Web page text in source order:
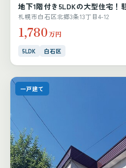
地下1階付き5LDKの大型住宅！
札幌市白石区北郷3条13丁目4-12
1,780万円
5LDK 白石区
一戸建て